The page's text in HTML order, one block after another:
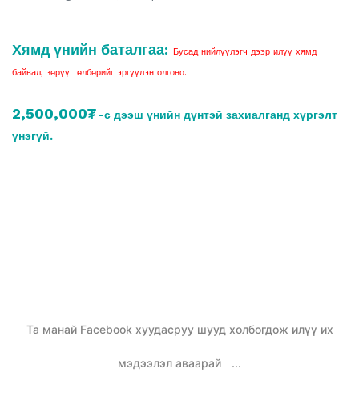
Хямд үнийн баталгаа: Бусад нийлүүлэгч дээр илүү хямд
байвал, зөрүү төлбөрийг эргүүлэн олгоно.
2,500,000₮ -с дээш үнийн дүнтэй захиалганд хүргэлт
үнэгүй.
Та манай Facebook хуудасруу шууд холбогдож илүү их
мэдээлэл аваарай ...